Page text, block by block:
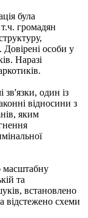
була
громадян
Довірені особи у
Наразі
зв'язки, один із
відносини з
яким
масштабну
та
встановлено
відстежено схеми